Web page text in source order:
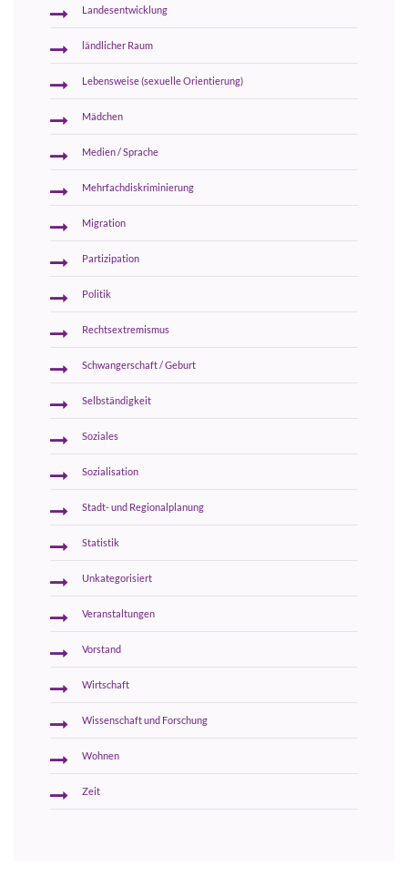
Landesentwicklung
ländlicher Raum
Lebensweise (sexuelle Orientierung)
Mädchen
Medien / Sprache
Mehrfachdiskriminierung
Migration
Partizipation
Politik
Rechtsextremismus
Schwangerschaft / Geburt
Selbständigkeit
Soziales
Sozialisation
Stadt- und Regionalplanung
Statistik
Unkategorisiert
Veranstaltungen
Vorstand
Wirtschaft
Wissenschaft und Forschung
Wohnen
Zeit